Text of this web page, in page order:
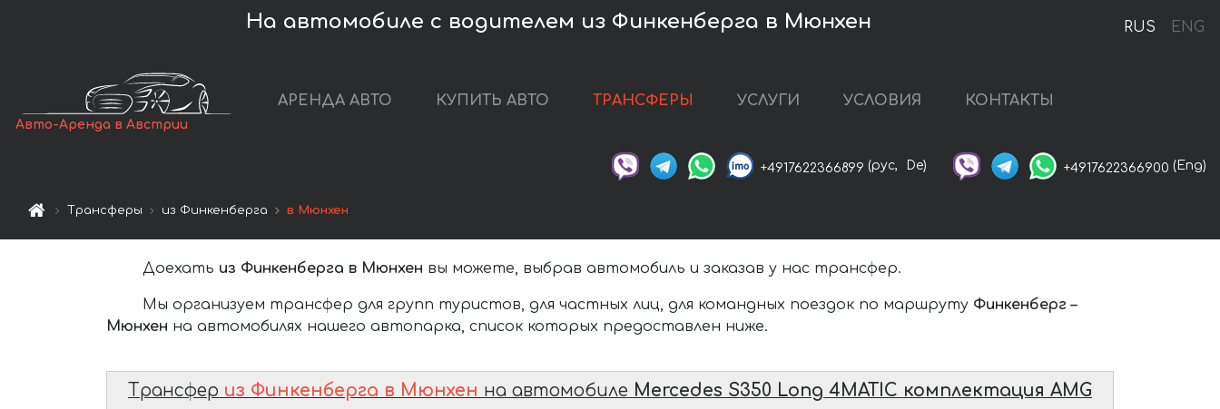
RUS ENG
На автомобиле с водителем из Финкенберга в Мюнхен
Авто-Аренда в Австрии
АРЕНДА АВТО КУПИТЬ АВТО ТРАНСФЕРЫ УСЛУГИ УСЛОВИЯ КОНТАКТЫ
+4917622366899 (рус, De) +4917622366900 (Eng)
Трансферы из Финкенберга в Мюнхен
Доехать из Финкенберга в Мюнхен вы можете, выбрав автомобиль и заказав у нас трансфер.
Мы организуем трансфер для групп туристов, для частных лиц, для командных поездок по маршруту Финкенберг –
Мюнхен на автомобилях нашего автопарка, список которых предоставлен ниже.
Трансфер из Финкенберга в Мюнхен на автомобиле Mercedes S350 Long 4MATIC комплектация AMG